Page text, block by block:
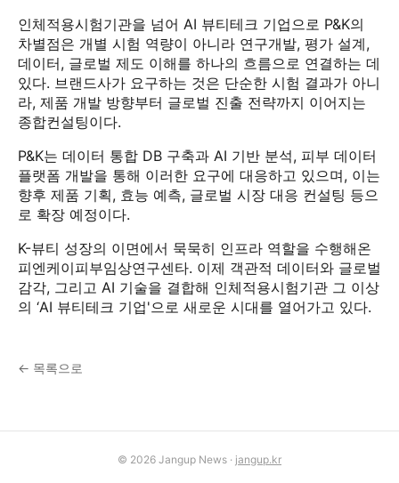
인체적용시험기관을 넘어 AI 뷰티테크 기업으로 P&K의
차별점은 개별 시험 역량이 아니라 연구개발, 평가 설계,
데이터, 글로벌 제도 이해를 하나의 흐름으로 연결하는 데
있다. 브랜드사가 요구하는 것은 단순한 시험 결과가 아니
라, 제품 개발 방향부터 글로벌 진출 전략까지 이어지는
종합컨설팅이다.
P&K는 데이터 통합 DB 구축과 AI 기반 분석, 피부 데이터
플랫폼 개발을 통해 이러한 요구에 대응하고 있으며, 이는
향후 제품 기획, 효능 예측, 글로벌 시장 대응 컨설팅 등으
로 확장 예정이다.
K-뷰티 성장의 이면에서 묵묵히 인프라 역할을 수행해온
피엔케이피부임상연구센타. 이제 객관적 데이터와 글로벌
감각, 그리고 AI 기술을 결합해 인체적용시험기관 그 이상
의 ‘AI 뷰티테크 기업'으로 새로운 시대를 열어가고 있다.
← 목록으로
© 2026 Jangup News · jangup.kr